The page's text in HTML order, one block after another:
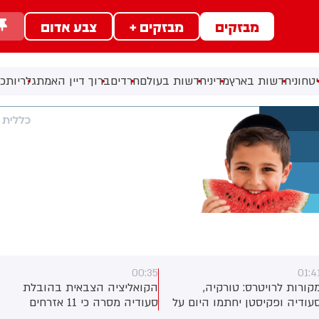
מבזקים מבזקים + צבע אדום
חדשות בארץמדיניחדשות בעולםחרדיםברוך דיין האמתגלריות
לרויטרס: טורקיה,
ופקיסטן יחתמו היום על
00:35
הקואליציה הצבאית בהובלת
סעודיה מסרה כי 11 אזרחים